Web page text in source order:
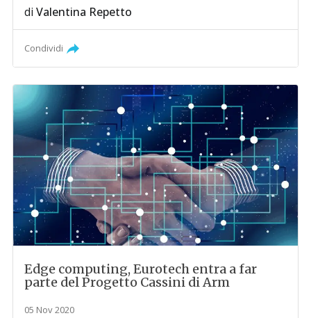
diValentina Repetto
Condividi
Edge computing, Eurotech entra a far
parte del Progetto Cassini di Arm
05 Nov 2020